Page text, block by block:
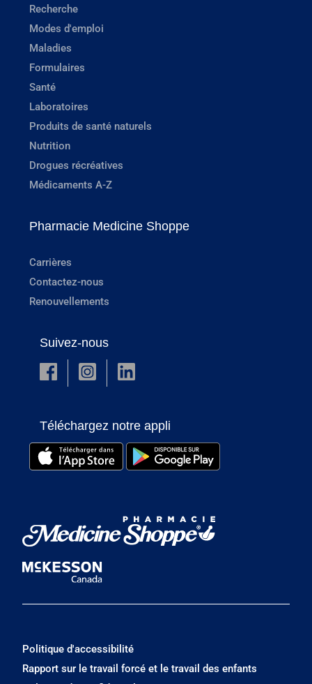
Recherche
Modes d'emploi
Maladies
Formulaires
Santé
Laboratoires
Produits de santé naturels
Nutrition
Drogues récréatives
Médicaments A-Z
Pharmacie Medicine Shoppe
Carrières
Contactez-nous
Renouvellements
Suivez-nous
Téléchargez notre appli
Politique d'accessibilité
Rapport sur le travail forcé et le travail des enfants